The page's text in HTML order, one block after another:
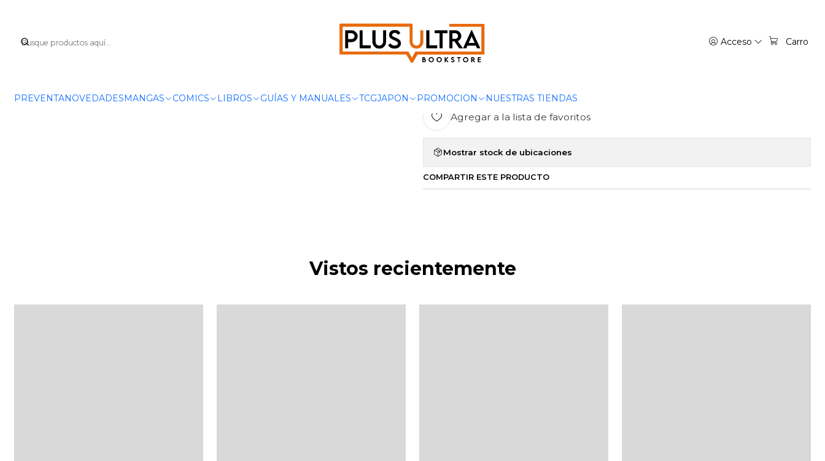
Acceso Carro
PREVENTANOVEDADESMANGAS COMICS LIBROS GUÍAS Y MANUALES TCGJAPON PROMOCION NUESTRAS TIENDAS
|
ARSENE LUPIN VS HERLOCK SHOLMES -
Agregar a la lista de favoritos
Mostrar stock de ubicaciones
COMPARTIR ESTE PRODUCTO
Vistos recientemente